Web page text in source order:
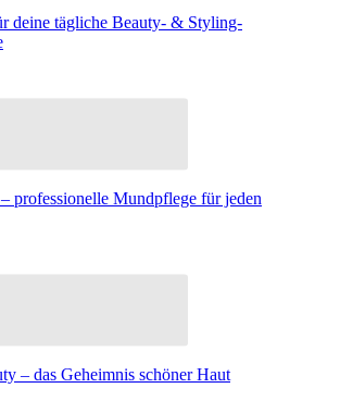
deine tägliche Beauty- & Styling-
professionelle Mundpflege für jeden
– das Geheimnis schöner Haut